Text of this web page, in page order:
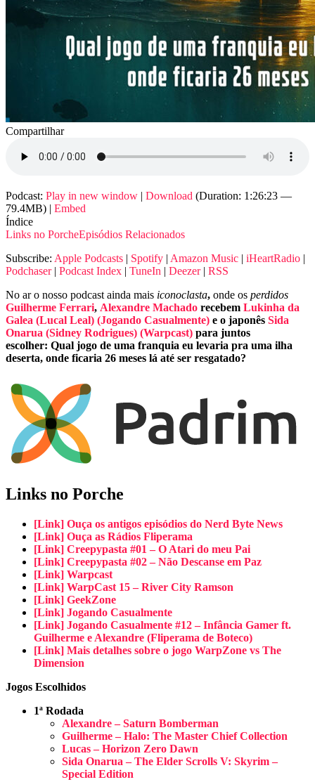
Compartilhar
Podcast: Play in new window | Download (Duration: 1:26:23 —
79.4MB) | Embed
Índice
Links no PorcheEpisódios Relacionados
Subscribe: Apple Podcasts | Spotify | Amazon Music | iHeartRadio |
Podchaser| Podcast Index | TuneIn | Deezer| RSS
No ar o nosso podcast ainda mais iconoclasta, onde os perdidos
Guilherme Ferrari, Alexandre Machado recebem Lukinha da
Galea (Lucal Leal) (Jogando Casualmente) e o japonês Sida
Onarua (Sidney Rodrigues) (Warpcast) para juntos
escolher: Qual jogo de uma franquia eu levaria pra uma ilha
deserta, onde ficaria 26 meses lá até ser resgatado?
Links no Porche
[Link] Ouça os antigos episódios do Nerd Byte News
[Link] Ouça as Rádios Fliperama
[Link] Creepypasta #01 – O Atari do meu Pai
[Link] Creepypasta #02 – Não Descanse em Paz
[Link] Warpcast
[Link] WarpCast 15 – River City Ramson
[Link] GeekZone
[Link] Jogando Casualmente
[Link] Jogando Casualmente #12 – Infância Gamer ft.
Guilherme e Alexandre (Fliperama de Boteco)
[Link] Mais detalhes sobre o jogo WarpZone vs The
Dimension
Jogos Escolhidos
1ª Rodada
Alexandre – Saturn Bomberman
Guilherme – Halo: The Master Chief Collection
Lucas – Horizon Zero Dawn
Sida Onarua – The Elder Scrolls V: Skyrim –
Special Edition